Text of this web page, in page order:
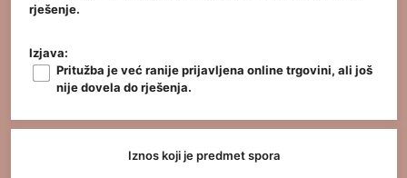
rješenje.
Izjava:
Pritužba je već ranije prijavljena online trgovini, ali još
nije dovela do rješenja.
Iznos koji je predmet spora